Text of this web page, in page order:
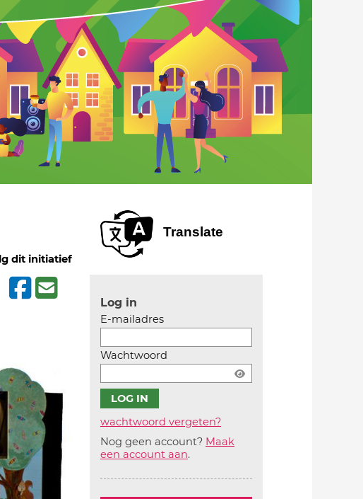
dit initiatief
Translate
Log in
E-mailadres
Wachtwoord
wachtwoord vergeten?
Nog geen account? Maak
een account aan.